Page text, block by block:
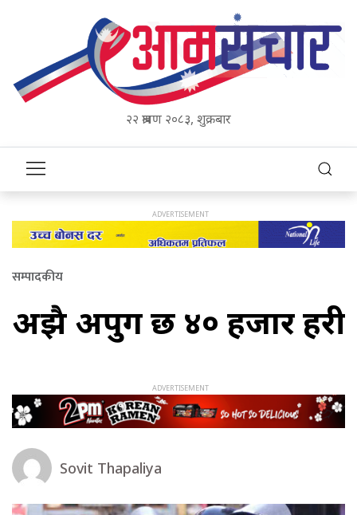
२२ श्रावण २०८३, शुक्रबार
सम्पादकीय
अझै अपुग छ ४० हजार प्रहरी
Sovit Thapaliya